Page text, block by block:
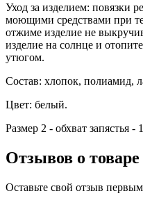
Уход за изделием: повязки
моющими средствами при
отжиме изделие не
изделие на солнце и
утюгом.
Состав: хлопок, полиамид,
Цвет: белый.
Размер 2 - обхват запястья -
Отзывов о
Оставьте свой отзыв